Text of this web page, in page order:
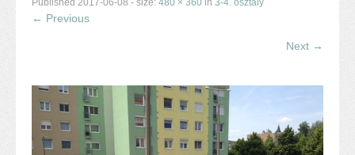
Órarendek (2025/26. tanév)
Diákigazolvány
Középfokú beiskolázás a 2026-2027-ös tanévben
Középfokú eredmények
Published 2017-06-08 - size: 480 × 360 in 3-4. osztály
← Previous
Next →